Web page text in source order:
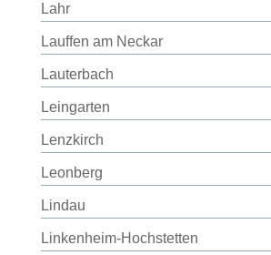
Lahr
Lauffen am Neckar
Lauterbach
Leingarten
Lenzkirch
Leonberg
Lindau
Linkenheim-Hochstetten